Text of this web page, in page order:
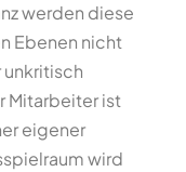
werden diese
Ebenen nicht
Mitarbeiter ist
eigener
wird